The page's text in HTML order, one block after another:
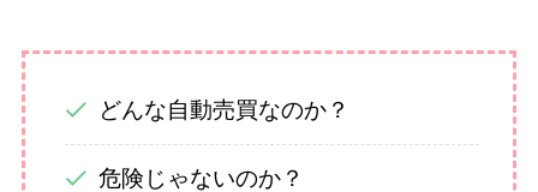
どんな自動売買なのか？
危険じゃないのか？